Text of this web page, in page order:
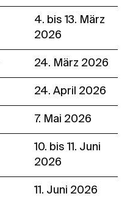
4. bis 13. März
2026
24. März 2026
24. April 2026
7. Mai 2026
10. bis 11. Juni
2026
11. Juni 2026